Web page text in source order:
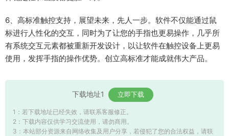
6、高标准触控支持，展望未来，先人一步。软件不仅能通过鼠
标进行人性化的交互，同时为了让您的手指也更易操作，几乎所
有系统交互元素都被重新开发设计，以让软件在触控设备上更易
使用，发挥手指的操作优势。创立高标准才能成就伟大产品。
下载地址1 立即下载
1：若下载地址已经失效，请联系客服修正。
2：下载内容仅供学习交流使用，请勿商用。
3：本站部分资源来自网络收集及用户分享，若侵犯了您的合法权益，请联